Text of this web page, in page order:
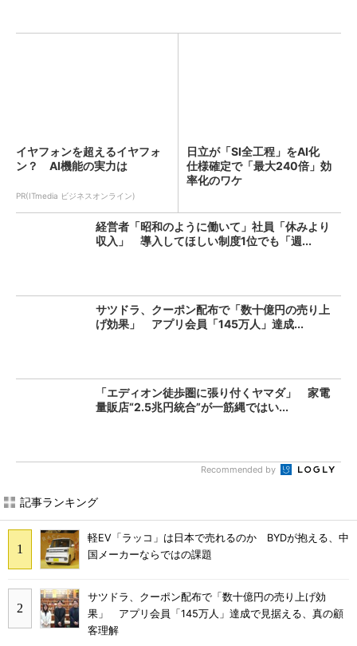
イヤフォンを超えるイヤフォ
ン？ AI機能の実力は
PR(ITmedia ビジネスオンライン)
日立が「SI全工程」をAI化
仕様確定で「最大240倍」効
率化のワケ
経営者「昭和のように働いて」社員「休みより
収入」 導入してほしい制度1位でも「週...
サツドラ、クーポン配布で「数十億円の売り上
げ効果」 アプリ会員「145万人」達成...
「エディオン徒歩圏に張り付くヤマダ」 家電
量販店“2.5兆円統合”が一筋縄ではい...
Recommended by
記事ランキング
軽EV「ラッコ」は日本で売れるのか BYDが抱える、中
国メーカーならではの課題
サツドラ、クーポン配布で「数十億円の売り上げ効
果」 アプリ会員「145万人」達成で見据える、真の顧
客理解